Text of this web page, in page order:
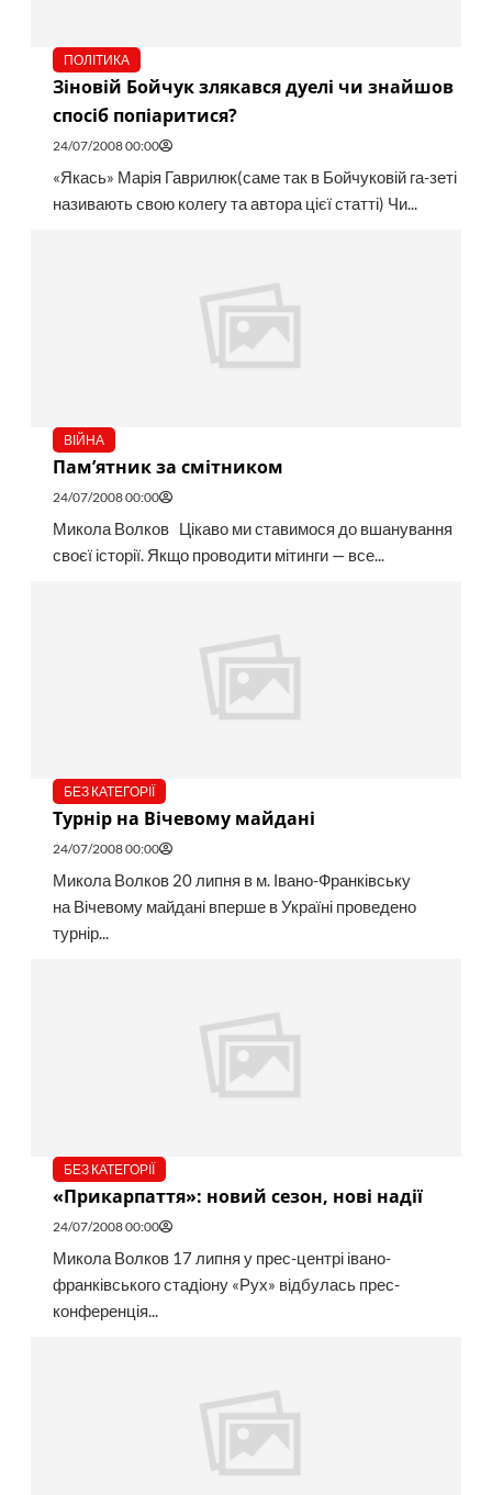
ПОЛІТИКА
Зіновій Бойчук злякався дуелі чи знайшов
спосіб попіаритися?
24/07/2008 00:00
«Якась» Марія Гаврилюк(саме так в Бойчуковій га­-зеті
називають свою колегу та автора цієї статті) Чи...
ВІЙНА
Пам’ятник за смітником
24/07/2008 00:00
Микола Волков Цікаво ми ставимося до вшанування
своєї історії. Якщо проводити мітинги — все...
БЕЗ КАТЕГОРІЇ
Турнір на Вічевому майдані
24/07/2008 00:00
Микола Волков 20 липня в м. Івано-Франківську
на Вічевому майдані вперше в Україні проведено
турнір...
БЕЗ КАТЕГОРІЇ
«Прикарпаття»: новий сезон, нові надії
24/07/2008 00:00
Микола Волков 17 липня у прес-центрі івано-
франківського стадіону «Рух» відбулась прес-
конференція...